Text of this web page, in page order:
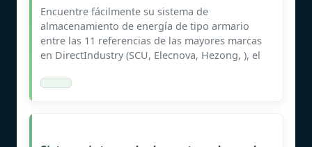
Encuentre fácilmente su sistema de
almacenamiento de energía de tipo armario
entre las 11 referencias de las mayores marcas
en DirectIndustry (SCU, Elecnova, Hezong, ), el